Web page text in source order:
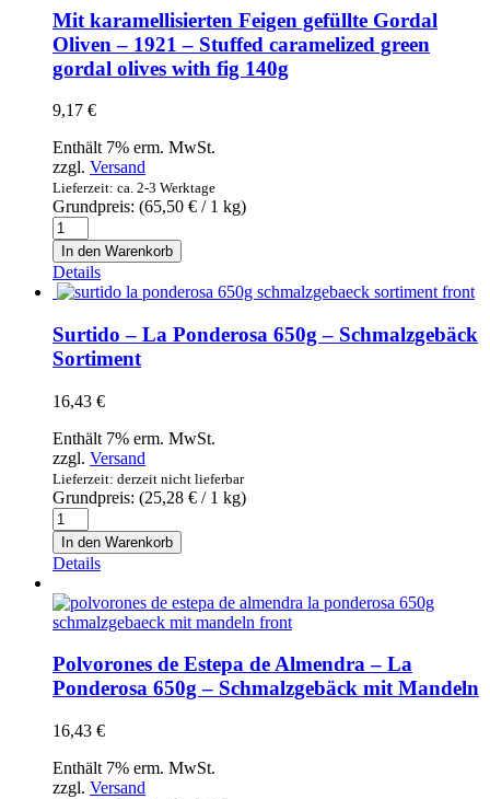
feinen
Kräutern
-
1921
Green
Hojiblanca
olives
lemon
and
fine
herbs
140g
Menge
Mit karamellisierten Feigen gefüllte Gordal
Oliven – 1921 – Stuffed caramelized green
gordal olives with fig 140g
9,17 €
Enthält 7% erm. MwSt.
zzgl. Versand
Lieferzeit: ca. 2-3 Werktage
Grundpreis: (65,50 € / 1 kg)
Mit
karamellisierten
Feigen
gefüllte
Gordal
Oliven
-
1921
Stuffed
green
gordal
olives
with
fig
140g
Menge
In den Warenkorb
Details
Surtido – La Ponderosa 650g – Schmalzgebäck
Sortiment
16,43 €
Enthält 7% erm. MwSt.
zzgl. Versand
Lieferzeit: derzeit nicht lieferbar
Grundpreis: (25,28 € / 1 kg)
Surtido
-
La
Ponderosa
650g
-
Schmalzgebäck
Sortiment
Menge
In den Warenkorb
Details
Polvorones de Estepa de Almendra – La
Ponderosa 650g – Schmalzgebäck mit Mandeln
16,43 €
Enthält 7% erm. MwSt.
zzgl. Versand